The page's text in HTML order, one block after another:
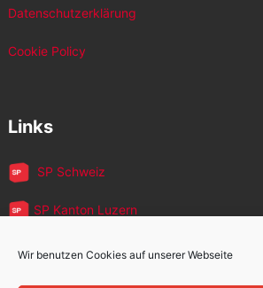
Wir benutzen Cookies auf unserer Webseite
Datenschutzerklärung
Cookie Policy
Links
SP Schweiz
SP Kanton Luzern
JUSO Luzern